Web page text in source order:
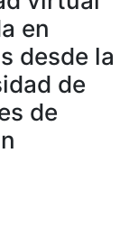
en
desde la
de
de